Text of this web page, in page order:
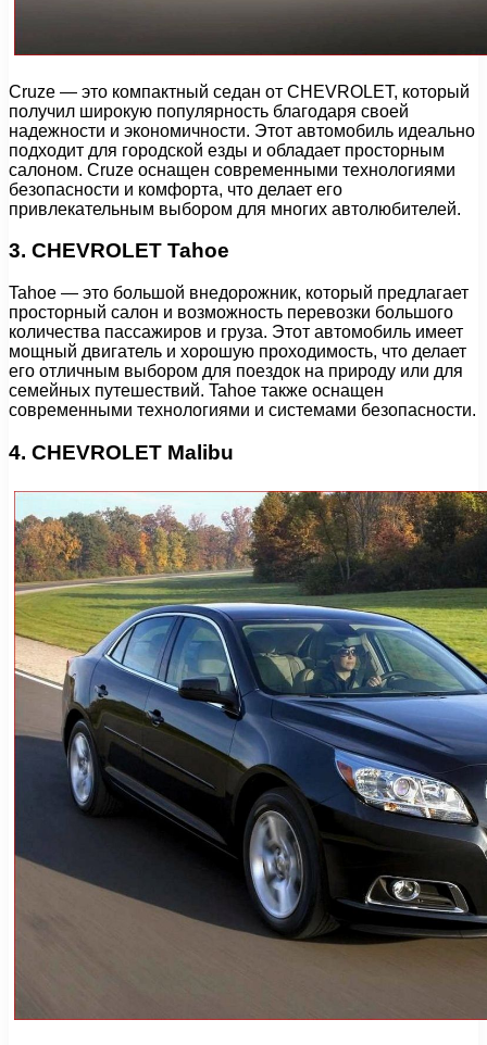
Cruze — это компактный седан от CHEVROLET, который
получил широкую популярность благодаря своей
надежности и экономичности. Этот автомобиль идеально
подходит для городской езды и обладает просторным
салоном. Cruze оснащен современными технологиями
безопасности и комфорта, что делает его
привлекательным выбором для многих автолюбителей.
3. CHEVROLET Tahoe
Tahoe — это большой внедорожник, который предлагает
просторный салон и возможность перевозки большого
количества пассажиров и груза. Этот автомобиль имеет
мощный двигатель и хорошую проходимость, что делает
его отличным выбором для поездок на природу или для
семейных путешествий. Tahoe также оснащен
современными технологиями и системами безопасности.
4. CHEVROLET Malibu